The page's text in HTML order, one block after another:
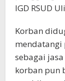
IGD RSUD
Korban
mendatangi
sebagai
korban pun